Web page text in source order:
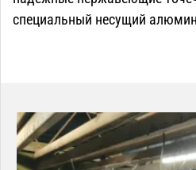
специальный несущий